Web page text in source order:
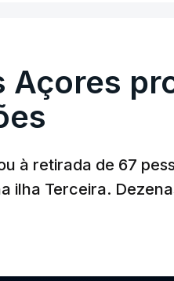
Açores
à retirada de 67
ilha Terceira.